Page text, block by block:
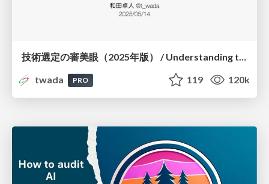
技術選定の審美眼（2025年版） / Understanding the Spiral of Technologies 2025 edition
twada
PRO 119 120k